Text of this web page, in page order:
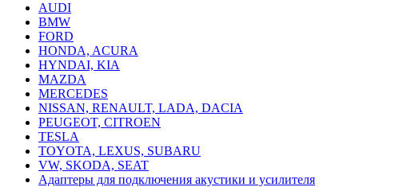
AUDI
BMW
FORD
HONDA, ACURA
HYNDAI, KIA
MAZDA
MERCEDES
NISSAN, RENAULT, LADA, DACIA
PEUGEOT, CITROEN
TESLA
TOYOTA, LEXUS, SUBARU
VW, SKODA, SEAT
Адаптеры для подключения акустики и усилителя